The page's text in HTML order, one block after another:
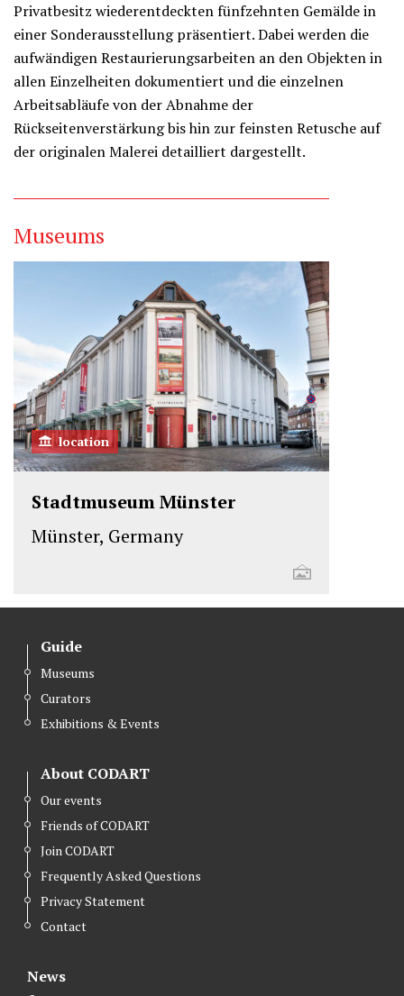
Privatbesitz wiederentdeckten fünfzehnten Gemälde in
einer Sonderausstellung präsentiert. Dabei werden die
aufwändigen Restaurierungsarbeiten an den Objekten in
allen Einzelheiten dokumentiert und die einzelnen
Arbeitsabläufe von der Abnahme der
Rückseitenverstärkung bis hin zur feinsten Retusche auf
der originalen Malerei detailliert dargestellt.
Museums
location
Stadtmuseum Münster
Münster, Germany
Guide
Museums
Curators
Exhibitions & Events
About CODART
Our events
Friends of CODART
Join CODART
Frequently Asked Questions
Privacy Statement
Contact
News